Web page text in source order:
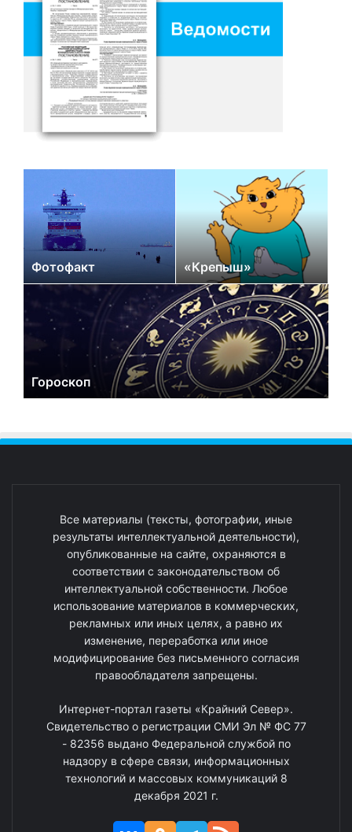
Фотофакт «Крепыш»
Гороскоп
Все материалы (тексты, фотографии, иные
результаты интеллектуальной деятельности),
опубликованные на сайте, охраняются в
соответствии с законодательством об
интеллектуальной собственности. Любое
использование материалов в коммерческих,
рекламных или иных целях, а равно их
изменение, переработка или иное
модифицирование без письменного согласия
правообладателя запрещены.
Интернет-портал газеты «Крайний Север».
Свидетельство о регистрации СМИ Эл № ФС 77
- 82356 выдано Федеральной службой по
надзору в сфере связи, информационных
технологий и массовых коммуникаций 8
декабря 2021 г.